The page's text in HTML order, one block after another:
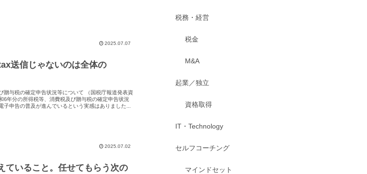
2025.07.07
送信じゃないのは全体の
贈与税の確定申告状況等について （国税庁報道発表資
6年分の所得税等、消費税及び贈与税の確定申告状況
子申告の普及が進んでいるという実感はありました...
2025.07.02
ていること。任せてもらう次の
税務・経営
税金
M&A
起業／独立
資格取得
IT・Technology
セルフコーチング
マインドセット